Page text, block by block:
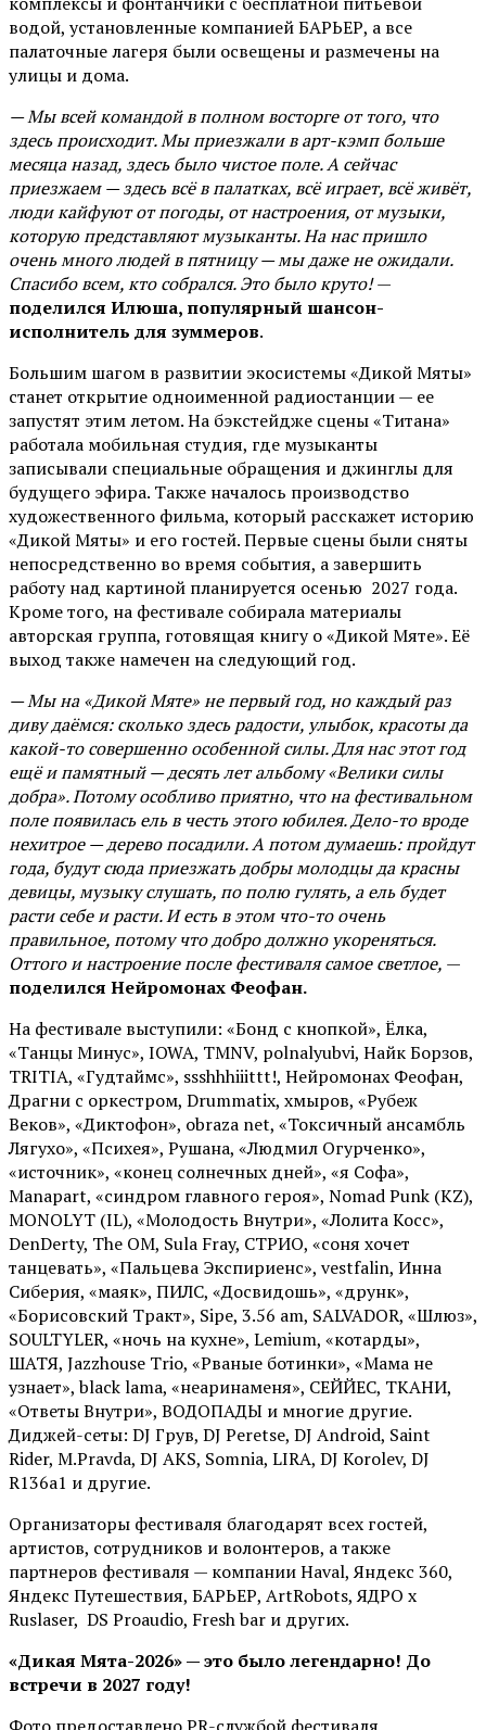
водой, установленные компанией БАРЬЕР, а все
палаточные лагеря были освещены и размечены на
улицы и дома.
— Мы всей командой в полном восторге от того, что
здесь происходит. Мы приезжали в арт-кэмп больше
месяца назад, здесь было чистое поле. А сейчас
приезжаем — здесь всё в палатках, всё играет, всё живёт,
люди кайфуют от погоды, от настроения, от музыки,
которую представляют музыканты. На нас пришло
очень много людей в пятницу — мы даже не ожидали.
Спасибо всем, кто собрался. Это было круто!—
поделился Илюша, популярный шансон-
исполнитель для зуммеров.
Большим шагом в развитии экосистемы «Дикой Мяты»
станет открытие одноименной радиостанции — ее
запустят этим летом. На бэкстейдже сцены «Титана»
работала мобильная студия, где музыканты
записывали специальные обращения и джинглы для
будущего эфира. Также началось производство
художественного фильма, который расскажет историю
«Дикой Мяты» и его гостей. Первые сцены были сняты
непосредственно во время события, а завершить
работу над картиной планируется осенью 2027 года.
Кроме того, на фестивале собирала материалы
авторская группа, готовящая книгу о «Дикой Мяте». Её
выход также намечен на следующий год.
— Мы на «Дикой Мяте» не первый год, но каждый раз
диву даёмся: сколько здесь радости, улыбок, красоты да
какой-то совершенно особенной силы. Для нас этот год
ещё и памятный — десять лет альбому «Велики силы
добра». Потому особливо приятно, что на фестивальном
поле появилась ель в честь этого юбилея. Дело-то вроде
нехитрое — дерево посадили. А потом думаешь: пройдут
года, будут сюда приезжать добры молодцы да красны
девицы, музыку слушать, по полю гулять, а ель будет
расти себе и расти. И есть в этом что-то очень
правильное, потому что добро должно укореняться.
Оттого и настроение после фестиваля самое светлое, —
поделился Нейромонах Феофан.
На фестивале выступили: «Бонд с кнопкой», Ёлка,
«Танцы Минус», IOWA, TMNV, polnalyubvi, Найк Борзов,
TRITIA, «Гудтаймс», ssshhhiiittt!, Нейромонах Феофан,
Драгни с оркестром, Drummatix, хмыров, «Рубеж
Веков», «Диктофон», obraza net, «Токсичный ансамбль
Лягухо», «Психея», Рушана, «Людмил Огурченко»,
«источник», «конец солнечных дней», «я Софа»,
Manapart, «синдром главного героя», Nomad Punk (KZ),
MONOLYT (IL), «Молодость Внутри», «Лолита Косс»,
DenDerty, The OM, Sula Fray, СТРИО, «соня хочет
танцевать», «Пальцева Экспириенс», vestfalin, Инна
Сиберия, «маяк», ПИЛС, «Досвидошь», «друнк»,
«Борисовский Тракт», Sipe, 3.56 am, SALVADOR, «Шлюз»,
SOULTYLER, «ночь на кухне», Lemium, «котарды»,
ШАТЯ, Jazzhouse Trio, «Рваные ботинки», «Мама не
узнает», black lama, «неаринаменя», СЕЙЙЕС, ТКАНИ,
«Ответы Внутри», ВОДОПАДЫ и многие другие.
Диджей-сеты: DJ Грув, DJ Peretse, DJ Android, Saint
Rider, М.Pravda, DJ AKS, Somnia, LIRA, DJ Korolev, DJ
R136a1 и другие.
Организаторы фестиваля благодарят всех гостей,
артистов, сотрудников и волонтеров, а также
партнеров фестиваля — компании Haval, Яндекс 360,
Яндекс Путешествия, БАРЬЕР, ArtRobots, ЯДРО х
Ruslaser, DS Proaudio, Fresh bar и других.
«Дикая Мята-2026» — это было легендарно! До
встречи в 2027 году!